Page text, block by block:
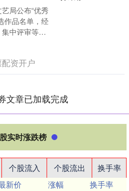
局公布“优秀
作品名单，经
中评审等环
，由最高人
配资开户
文章已加载完成
实时涨跌榜
个股流入 个股流出
换手率
新价 涨幅
换手率